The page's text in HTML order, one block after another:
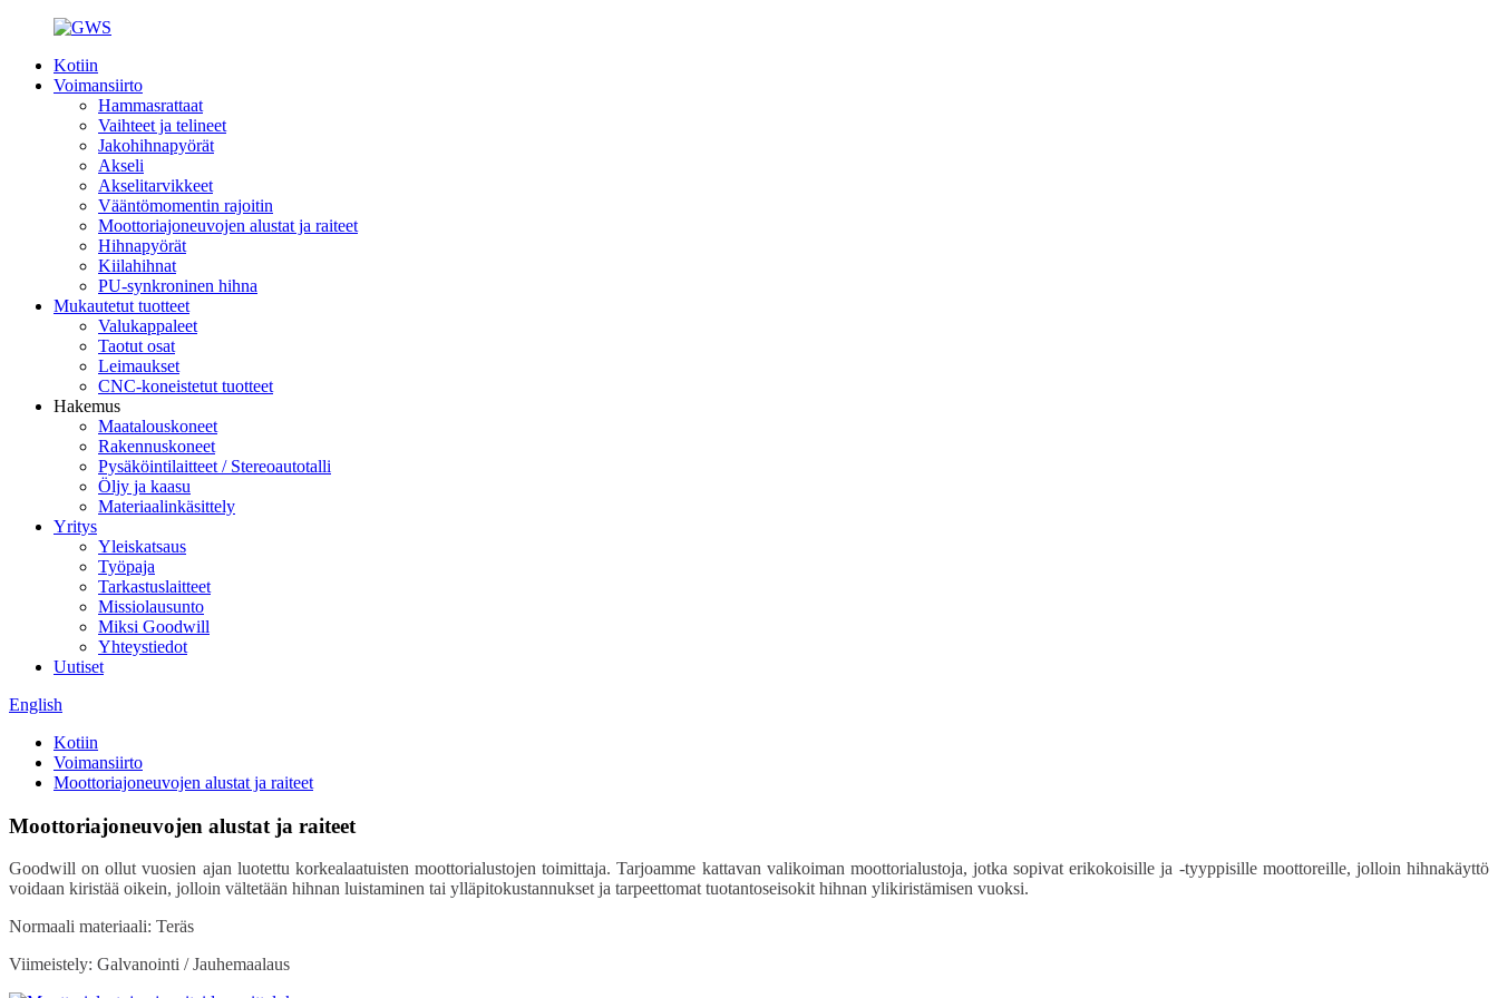
Kotiin
Voimansiirto
Hammasrattaat
Vaihteet ja telineet
Jakohihnapyörät
Akseli
Akselitarvikkeet
Vääntömomentin rajoitin
Moottoriajoneuvojen alustat ja raiteet
Hihnapyörät
Kiilahihnat
PU-synkroninen hihna
Mukautetut tuotteet
Valukappaleet
Taotut osat
Leimaukset
CNC-koneistetut tuotteet
Hakemus
Maatalouskoneet
Rakennuskoneet
Pysäköintilaitteet / Stereoautotalli
Öljy ja kaasu
Materiaalinkäsittely
Yritys
Yleiskatsaus
Työpaja
Tarkastuslaitteet
Missiolausunto
Miksi Goodwill
Yhteystiedot
Uutiset
English
Kotiin
Voimansiirto
Moottoriajoneuvojen alustat ja raiteet
Moottoriajoneuvojen alustat ja raiteet
Goodwill on ollut vuosien ajan luotettu korkealaatuisten moottorialustojen toimittaja. Tarjoamme kattavan valikoiman moottorialustoja, jotka sopivat erikokoisille ja -tyyppisille moottoreille, jolloin hihnakäyttö
voidaan kiristää oikein, jolloin vältetään hihnan luistaminen tai ylläpitokustannukset ja tarpeettomat tuotantoseisokit hihnan ylikiristämisen vuoksi.
Normaali materiaali: Teräs
Viimeistely: Galvanointi / Jauhemaalaus